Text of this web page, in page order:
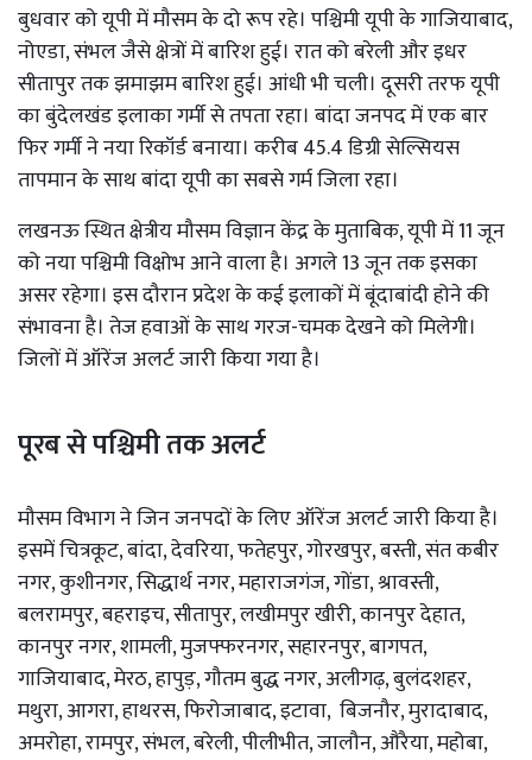
बुधवार को यूपी में मौसम के दो रूप रहे। पश्चिमी यूपी के गाजियाबाद,
नोएडा, संभल जैसे क्षेत्रों में बारिश हुई। रात को बरेली और इधर
सीतापुर तक झमाझम बारिश हुई। आंधी भी चली। दूसरी तरफ यूपी
का बुंदेलखंड इलाका गर्मी से तपता रहा। बांदा जनपद में एक बार
फिर गर्मी ने नया रिकॉर्ड बनाया। करीब 45.4 डिग्री सेल्सियस
तापमान के साथ बांदा यूपी का सबसे गर्म जिला रहा।
लखनऊ स्थित क्षेत्रीय मौसम विज्ञान केंद्र के मुताबिक, यूपी में 11 जून
को नया पश्चिमी विक्षोभ आने वाला है। अगले 13 जून तक इसका
असर रहेगा। इस दौरान प्रदेश के कई इलाकों में बूंदाबांदी होने की
संभावना है। तेज हवाओं के साथ गरज-चमक देखने को मिलेगी।
जिलों में ऑरेंज अलर्ट जारी किया गया है।
पूरब से पश्चिमी तक अलर्ट
मौसम विभाग ने जिन जनपदों के लिए ऑरेंज अलर्ट जारी किया है।
इसमें चित्रकूट, बांदा, देवरिया, फतेहपुर, गोरखपुर, बस्ती, संत कबीर
नगर, कुशीनगर, सिद्धार्थ नगर, महाराजगंज, गोंडा, श्रावस्ती,
बलरामपुर, बहराइच, सीतापुर, लखीमपुर खीरी, कानपुर देहात,
कानपुर नगर, शामली, मुजफ्फरनगर, सहारनपुर, बागपत,
गाजियाबाद, मेरठ, हापुड़, गौतम बुद्ध नगर, अलीगढ़, बुलंदशहर,
मथुरा, आगरा, हाथरस, फिरोजाबाद, इटावा, बिजनौर, मुरादाबाद,
अमरोहा, रामपुर, संभल, बरेली, पीलीभीत, जालौन, औरैया, महोबा,